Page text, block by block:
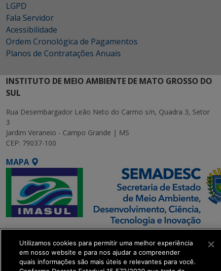
LGPD
Fala Servidor
Acessibilidade
Ordem Cronológica de Pagamentos
Planos de Contratações Anuais
INSTITUTO DE MEIO AMBIENTE DE MATO GROSSO DO
SUL
Rua Desembargador Leão Neto do Carmo s/n, Quadra 3, Setor
3
Jardim Veraneio - Campo Grande | MS
CEP: 79037-100
MAPA
SETDIG | Secretaria-
Executiva de
Transformação Digital
Utilizamos cookies para permitir uma melhor experiência
em nosso website e para nos ajudar a compreender
quais informações são mais úteis e relevantes para você.